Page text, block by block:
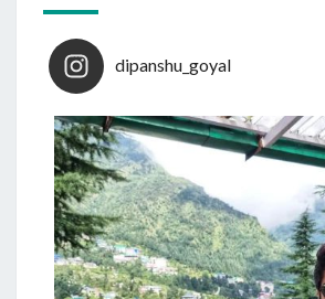
dipanshu_goyal